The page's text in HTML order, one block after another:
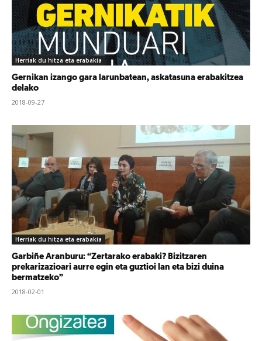
Herriak du hitza eta erabakia
Gernikan izango gara larunbatean, askatasuna erabakitzea
delako
2018-09-27
Herriak du hitza eta erabakia
Garbiñe Aranburu: “Zertarako erabaki? Bizitzaren
prekarizazioari aurre egin eta guztioi lan eta bizi duina
bermatzeko”
2018-02-01